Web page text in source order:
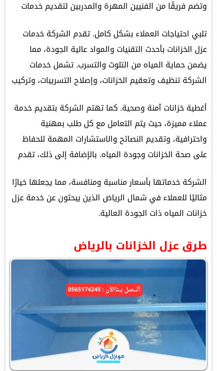
وتضم فريقًا من الفنيين المهرة والمدربين لتقديم خدمات
تلبي احتياجات العملاء بشكل كامل. تقدم الشركة خدمات
عزل الخزانات بأحدث التقنيات والمواد عالية الجودة، مما
يضمن حماية المياه من التلوث والتسرب. تشمل خدمات
الشركة تنظيف وتعقيم الخزانات، وإصلاح التسريبات، وتركيب
أغطية خزانات آمنة وصحية. كما تهتم الشركة بتقديم خدمة
عملاء مميزة، حيث يتم التعامل مع كل طلب بمهنية
واحترافية، وتقديم النصائح والاستشارات المهمة للحفاظ
على صحة الخزانات وجودة المياه. بالإضافة إلى ذلك، تقدم
الشركة خدماتها بأسعار مناسبة ومنافسة، مما يجعلها خيارًا
مثاليًا للعملاء في شمال الرياض الذين يبحثون عن خدمة عزل
خزانات المياه ذات الجودة العالية.
طرق عزل الخزانات بالرياض